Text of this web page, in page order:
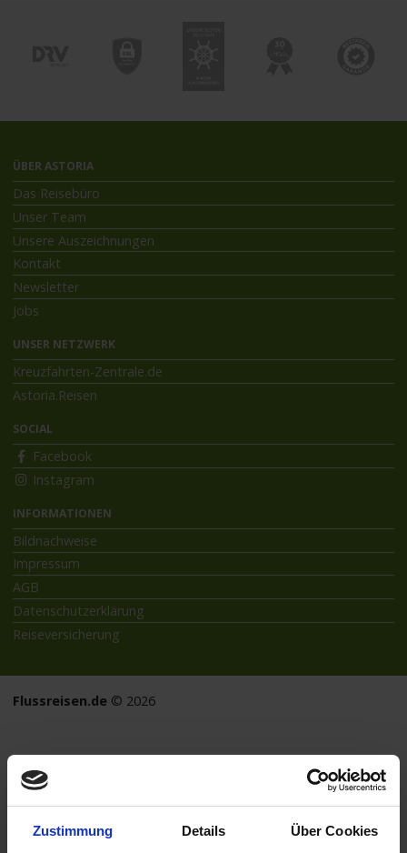
Zustimmung Details Über Cookies
ÜBER ASTORIA
Das Reisebüro
Unser Team
Unsere Auszeichnungen
Kontakt
Newsletter
Jobs
UNSER NETZWERK
Kreuzfahrten-Zentrale.de
Astoria.Reisen
SOCIAL
Facebook
Instagram
INFORMATIONEN
Bildnachweise
Impressum
AGB
Datenschutzerklärung
Reiseversicherung
Flussreisen.de © 2026